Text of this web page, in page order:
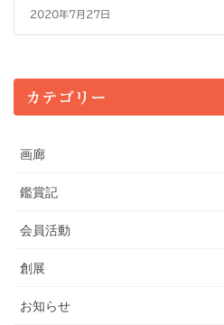
2020年7月27日
カテゴリー
画廊
鑑賞記
会員活動
創展
お知らせ